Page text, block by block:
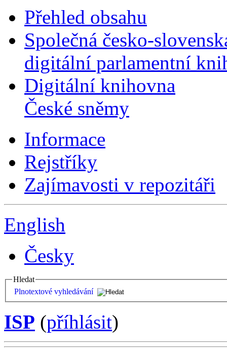
Přehled obsahu
Společná česko-
digitální parlamentní
Digitální knihovna
České sněmy
Informace
Rejstříky
Zajímavosti v repozitáři
English
Česky
Hledat
Plnotextové vyhledávání
ISP (příhlásit)